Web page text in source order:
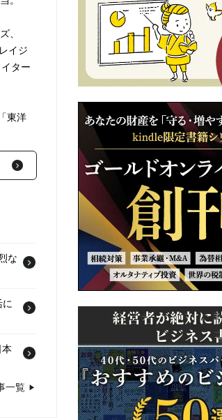
、
イジ
ター
東洋
な
一覧